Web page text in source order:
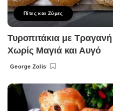
Πίτες και Ζύμες
Τυροπιτάκια με
Χωρίς Μαγιά και Αυγό
Posted
George Zolis